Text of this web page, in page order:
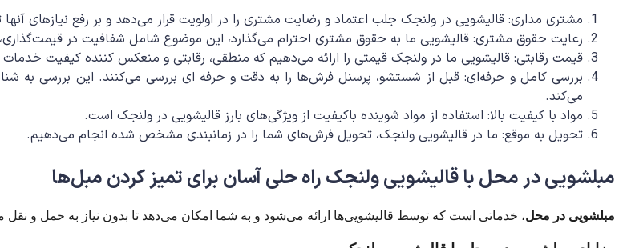
مشتری مداری: قالیشویی در ولنجک جلب اعتماد و رضایت مشتری را در اولویت قرار می‌دهد و بر رفع نیازهای آنها
رعایت حقوق مشتری: قالیشویی ما به حقوق مشتری احترام می‌گذارد، این موضوع شامل شفافیت در
قیمت رقابتی: قالیشویی ما در ولنجک قیمتی را ارائه می‌دهیم که منطقی، رقابتی و منعکس کننده کیفیت خدمات
بررسی کامل و حرفه‌ای: قبل از شستشو، پرسنل فرش‌ها را به دقت و حرفه ای بررسی می‌کنند. این بررسی به
می‌کند.
مواد با کیفیت بالا: استفاده از مواد شوینده باکیفیت از ویژگی‌های بارز قالیشویی در ولنجک است.
تحویل به موقع: ما در قالیشویی ولنجک، تحویل فرش‌های شما را در زمانبندی مشخص شده انجام می‌دهیم.
مبلشویی در محل با قالیشویی ولنجک راه حلی آسان برای تمیز کردن مبل‌ها
مبلشویی در محل، خدماتی است که توسط قالیشویی‌ها ارائه می‌شود و به شما امکان می‌دهد تا بدون نیاز به حمل و نقل